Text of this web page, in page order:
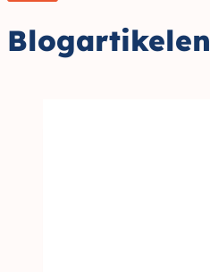
Blogartikelen